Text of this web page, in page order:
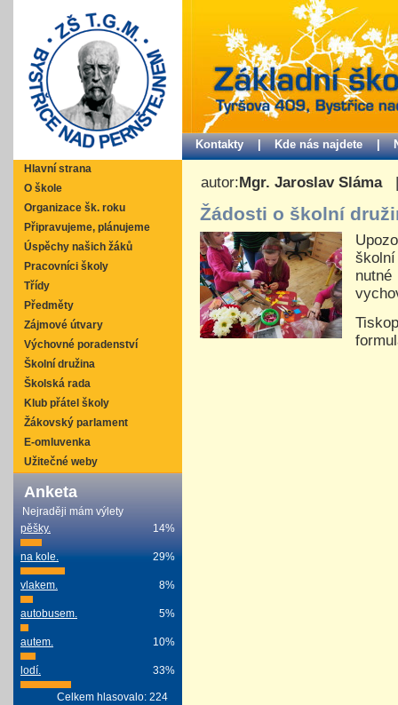
Hlavní strana
O škole
Organizace šk. roku
Připravujeme, plánujeme
Úspěchy našich žáků
Pracovníci školy
Třídy
Předměty
Zájmové útvary
Výchovné poradenství
Školní družina
Školská rada
Klub přátel školy
Žákovský parlament
E-omluvenka
Užitečné weby
Anketa
Nejraději mám výlety
pěšky.
14%
na kole. 29%
vlakem. 8%
autobusem. 5%
autem. 10%
lodí. 33%
Celkem hlasovalo: 224
Kontakty | Kde nás najdete |
autor:Mgr. Jaroslav Sláma
Žádosti o školní